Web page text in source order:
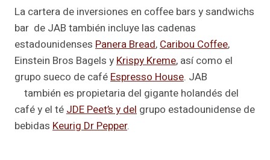
La cartera de inversiones en coffee bars y sandwichs
bar de JAB también incluye las cadenas
estadounidenses Panera Bread,Caribou Coffee,
Einstein Bros Bagels yKrispy Kreme, así como el
grupo sueco de caféEspresso House. JAB
también es propietaria del gigante holandés del
café y el téJDE Peet’s y del grupo estadounidense de
bebidas Keurig Dr Pepper.